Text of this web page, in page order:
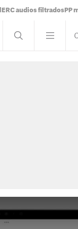
ERC audios filtrados PP